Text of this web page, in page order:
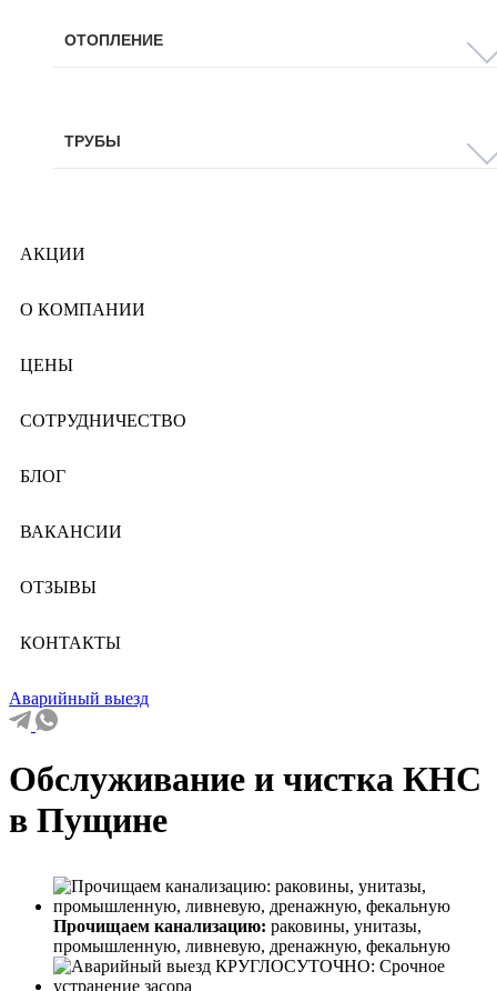
ОТОПЛЕНИЕ
ТРУБЫ
АКЦИИ
О КОМПАНИИ
ЦЕНЫ
СОТРУДНИЧЕСТВО
БЛОГ
ВАКАНСИИ
ОТЗЫВЫ
КОНТАКТЫ
Аварийный выезд
Обслуживание и чистка КНС
в Пущине
Прочищаем канализацию: раковины, унитазы,
промышленную, ливневую, дренажную, фекальную